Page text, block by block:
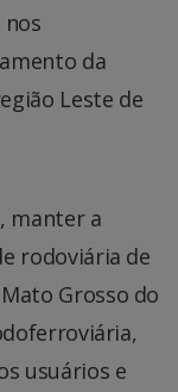
da
Leste de
manter a
rodoviária de
Grosso do
usuários e